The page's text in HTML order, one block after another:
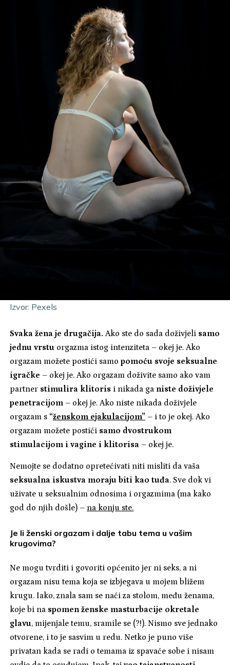
Izvor: Pexels
Svaka žena je drugačija. Ako ste do sada doživjeli samo
jednu vrstu orgazma istog intenziteta – okej je. Ako
orgazam možete postići samo pomoću svoje seksualne
igračke – okej je. Ako orgazam doživite samo ako vam
partner stimulira klitoris i nikada ga niste doživjele
penetracijom – okej je. Ako niste nikada doživjele
orgazam s “ženskom ejakulacijom” – i to je okej. Ako
orgazam možete postići samo dvostrukom
stimulacijom i vagine i klitorisa – okej je.
Nemojte se dodatno opretećivati niti misliti da vaša
seksualna iskustva moraju biti kao tuđa. Sve dok vi
uživate u seksualnim odnosima i orgazmima (ma kako
god do njih došle) – na konju ste.
Je li ženski orgazam i dalje tabu tema u vašim
krugovima?
Ne mogu tvrditi i govoriti općenito jer ni seks, a ni
orgazam nisu tema koja se izbjegava u mojem bližem
krugu. Iako, znala sam se naći za stolom, među ženama,
koje bi na spomen ženske masturbacije okretale
glavu, mijenjale temu, sramile se (?!). Nismo sve jednako
otvorene, i to je sasvim u redu. Netko je puno više
privatan kada se radi o temama iz spavaće sobe i nisam